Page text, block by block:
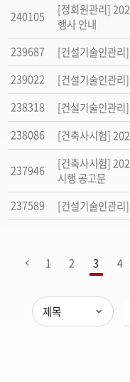
240105
[정회원관리]
행사 안내
239687
[건설기술인관
239022
[건설기술인관
238318
[건설기술인관
238086
[건축사시험]
237946
[건축사시험]
시행 공고문
237589
[건설기술인관
1 2 3 4
제목